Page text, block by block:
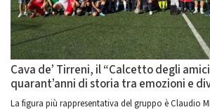
Cava de’ Tirreni, il “Calcetto degli
quarant’anni di storia tra emozioni e
La figura più rappresentativa del gruppo è Claudio